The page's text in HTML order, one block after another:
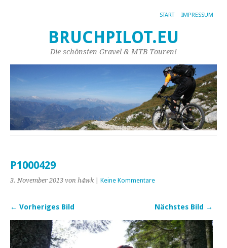
START IMPRESSUM
BRUCHPILOT.EU
Die schönsten Gravel & MTB Touren!
P1000429
3. November 2013 von h4wk| Keine Kommentare
← Vorheriges Bild Nächstes Bild →